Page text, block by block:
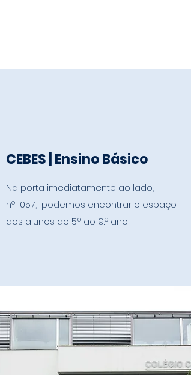
CEBES | Ensino Básico
Na porta imediatamente ao lado,
nº 1057, podemos encontrar o espaço
dos alunos do 5.º ao 9.º ano